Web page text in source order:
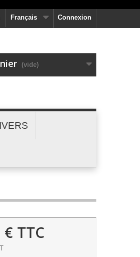
Connexion
Français
(vide)
€ TTC